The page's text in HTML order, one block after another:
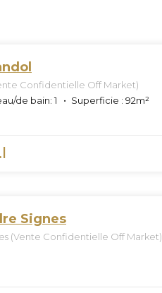
Confidentielle Off Market)
de bain: 1 Superficie : 92m²
Signes
(Vente Confidentielle Off Market)